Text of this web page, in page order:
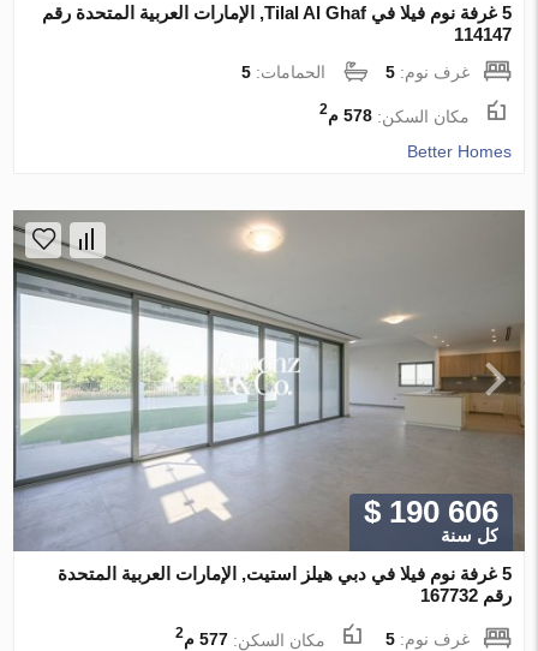
5 غرفة نوم فيلا في Tilal Al Ghaf, الإمارات العربية المتحدة رقم
114147
غرف نوم:5 الحمامات:5
مكان السكن:578 م 2
Better Homes
$ 190 606
كل سنة
5 غرفة نوم فيلا في دبي هيلز استيت, الإمارات العربية المتحدة
رقم 167732
غرف نوم:5 مكان السكن:577 م 2